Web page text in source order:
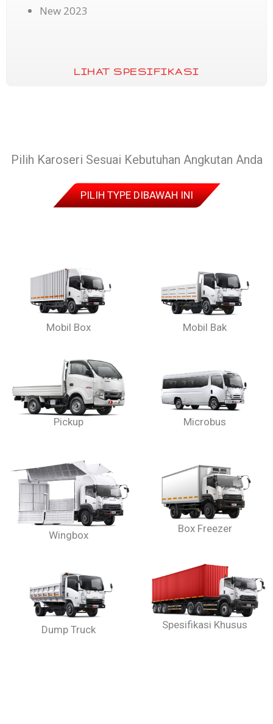
New 2023
LIHAT SPESIFIKASI
Pilih Karoseri Sesuai Kebutuhan Angkutan Anda
PILIH TYPE DIBAWAH INI
Mobil Box Mobil Bak
Pickup Microbus
Wingbox
Box Freezer
Dump Truck Spesifikasi Khusus